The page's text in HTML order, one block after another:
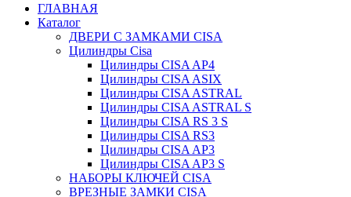
ГЛАВНАЯ
Каталог
ДВЕРИ С ЗАМКАМИ CISA
Цилиндры Сisa
Цилиндры CISA AP4
Цилиндры CISA ASIX
Цилиндры CISA ASTRAL
Цилиндры CISA ASTRAL S
Цилиндры CISA RS 3 S
Цилиндры CISA RS3
Цилиндры CISA AP3
Цилиндры CISA AP3 S
НАБОРЫ КЛЮЧЕЙ CISA
ВРЕЗНЫЕ ЗАМКИ CISA